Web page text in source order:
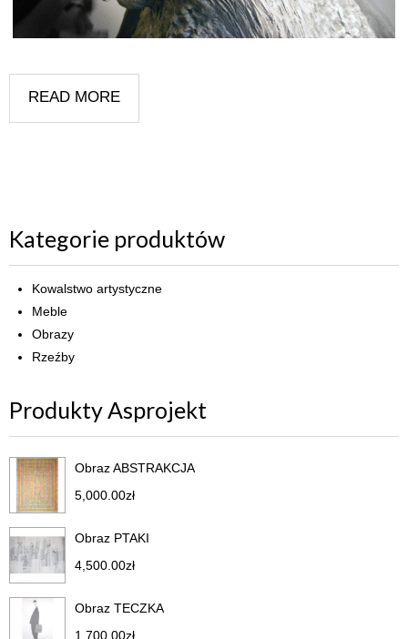
READ MORE
Kategorie produktów
Kowalstwo artystyczne
Meble
Obrazy
Rzeźby
Produkty Asprojekt
Obraz ABSTRAKCJA
5,000.00zł
Obraz PTAKI
4,500.00zł
Obraz TECZKA
1,700.00zł